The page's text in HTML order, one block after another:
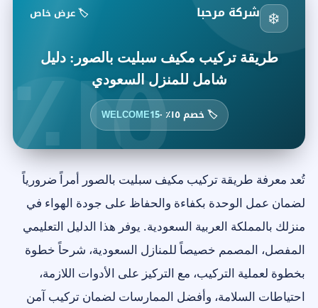
١٥٪ ❄️ شركة مرحبا 🏷️ عرض خاص
طريقة تركيب مكيف سبليت بالصور: دليل
شامل للمنزل السعودي
🏷️ خصم ١٥٪ · WELCOME15
تُعد معرفة طريقة تركيب مكيف سبليت بالصور أمراً ضرورياً
لضمان عمل الوحدة بكفاءة والحفاظ على جودة الهواء في
منزلك بالمملكة العربية السعودية. يوفر هذا الدليل التعليمي
المفصل، المصمم خصيصاً للمنازل السعودية، شرحاً خطوة
بخطوة لعملية التركيب، مع التركيز على الأدوات اللازمة،
احتياطات السلامة، وأفضل الممارسات لضمان تركيب آمن